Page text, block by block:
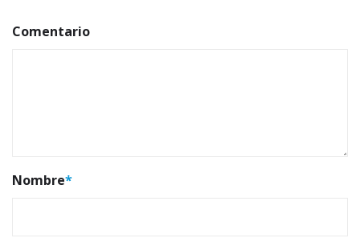
Comentario
Nombre*